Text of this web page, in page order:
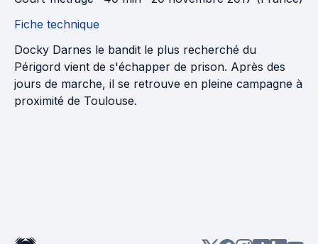
Fiche technique
Docky Darnes le bandit le plus recherché du
Périgord vient de s'échapper de prison. Après des
jours de marche, il se retrouve en pleine campagne à
proximité de Toulouse.